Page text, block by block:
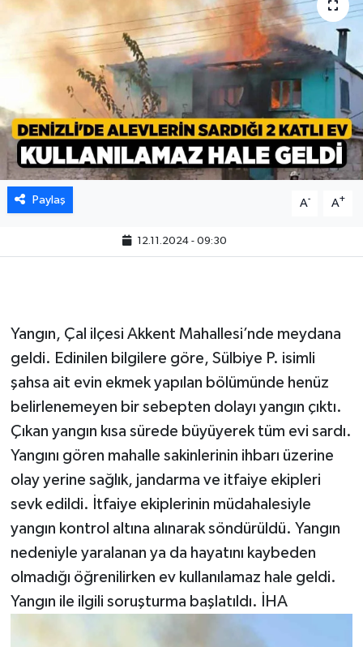
Paylaş A- A+
12.11.2024 - 09:30
Yangın, Çal ilçesi Akkent Mahallesi’nde meydana
geldi. Edinilen bilgilere göre, Sülbiye P. isimli
şahsa ait evin ekmek yapılan bölümünde henüz
belirlenemeyen bir sebepten dolayı yangın çıktı.
Çıkan yangın kısa sürede büyüyerek tüm evi sardı.
Yangını gören mahalle sakinlerinin ihbarı üzerine
olay yerine sağlık, jandarma ve itfaiye ekipleri
sevk edildi. İtfaiye ekiplerinin müdahalesiyle
yangın kontrol altına alınarak söndürüldü. Yangın
nedeniyle yaralanan ya da hayatını kaybeden
olmadığı öğrenilirken ev kullanılamaz hale geldi.
Yangın ile ilgili soruşturma başlatıldı. İHA